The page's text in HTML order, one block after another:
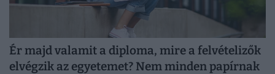
Ér majd valamit a diploma, mire a felvételizők
elvégzik az egyetemet? Nem minden papírnak